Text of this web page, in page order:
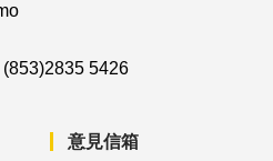
(853)2835 5426
意見信箱